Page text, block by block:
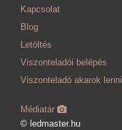
Kapcsolat
Blog
Letöltés
Viszonteladói belépés
Viszonteladó akarok lenni
Médiatár
© ledmaster.hu